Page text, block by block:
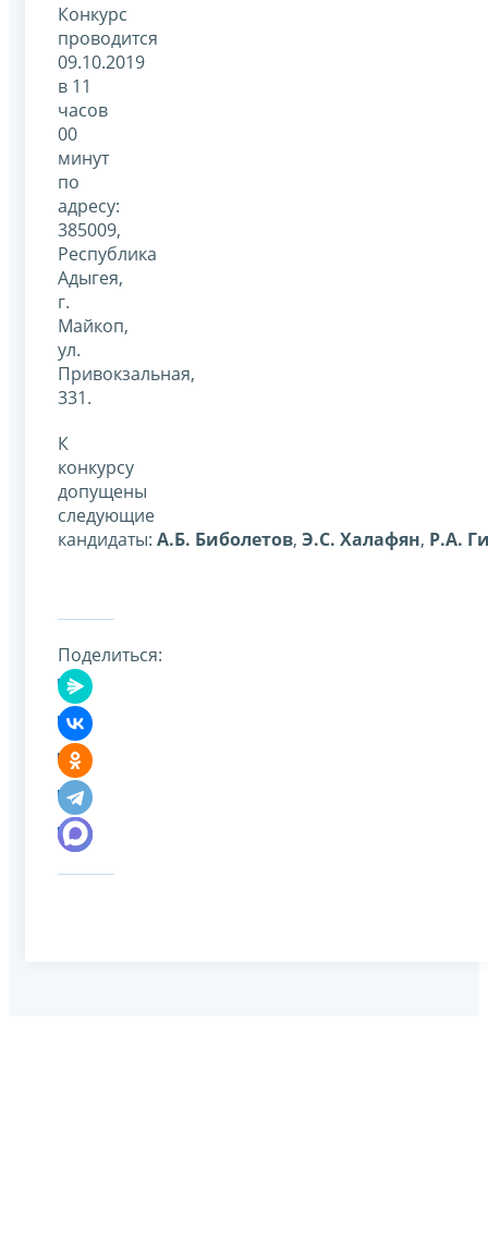
Конкурс
проводится
09.10.2019
в 11
часов
00
минут
по
адресу:
385009,
Республика
Адыгея,
г.
Майкоп,
ул.
Привокзальная,
331.
К
конкурсу
допущены
следующие
кандидаты: А.Б. Биболетов, Э.С. Халафян, Р.А.
Поделиться: